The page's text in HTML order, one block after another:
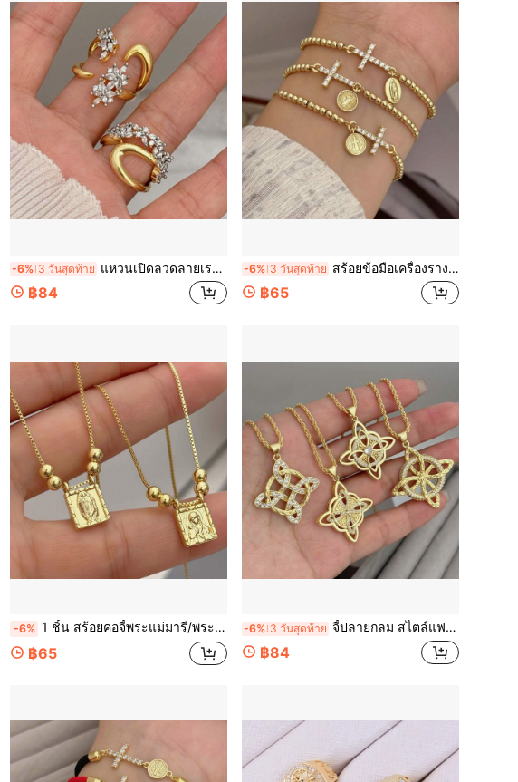
-6% 3 วันสุดท้าย แหวนเปิดลวดลายเรขาคณิตสองสี ฝังซีซีวี คัพเปอร์ เครื่องประดับแหวนที่เป็นแฟชั่นและไม่ซ้ำใคร สำหรับผู้หญิง เหมาะสำหรับสวมใส่ประจำวัน/ของขวัญวันหยุด
฿84
-6% 3 วันสุดท้าย สร้อยข้อมือเครื่องรางรูปไม้กางเขน/พระแม่มารี/นักบุญจูด/นักบุญเบเนดิกต์, ทองแดงฝัง CZ, เครื่องประดับทางศาสนาแบบลำลองแฟชั่นสำหรับผู้หญิง, เหมาะสำหรับสวมใส่ในชีวิตประจำวัน
฿65
-6% 1 ชิ้น สร้อยคอจี้พระแม่มารี/พระแม่กัวดาลูเปสีทอง เครื่องประดับแฟชั่นทางศาสนาสำหรับผู้หญิง เหมาะสำหรับการสวมใส่ประจำวันโดยผู้ศรัทธา
฿65
-6% 3 วันสุดท้าย จี้ปลายกลม สไตล์แฟชั่นสีทอง, สร้อยคอเครื่องรางของขลังสลาฟฝังCZ ทองแดง ผู้หญิง-ผู้ชาย เหมาะสำหรับของขวัญวันหยุด/ของขวัญน่ารัก
฿84